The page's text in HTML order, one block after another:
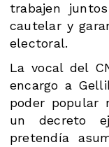
trabajen
cautelar y
electoral.
La vocal del
encargo a
poder popular
un decreto
pretendía